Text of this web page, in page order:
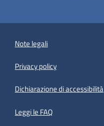
Note legali
Privacy policy
Dichiarazione di accessibilità
Leggi le FAQ